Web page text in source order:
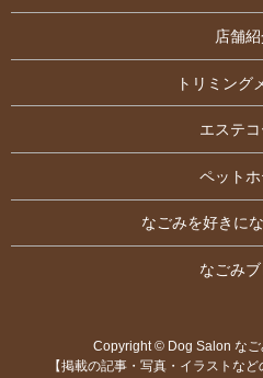
店舗
トリミング
エステコ
ペット
なごみを好きに
なごみ
Copyright © Dog Salon なご
【掲載の記事・写真・イラストな